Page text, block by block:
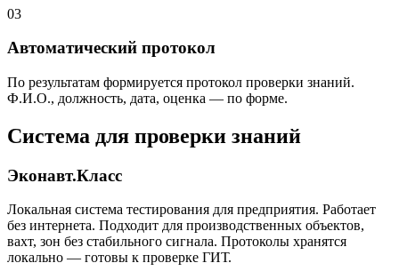
03
Автоматический протокол
По результатам формируется протокол проверки знаний.
Ф.И.О., должность, дата, оценка — по форме.
Система для проверки знаний
Эконавт.Класс
Локальная система тестирования для предприятия. Работает
без интернета. Подходит для производственных объектов,
вахт, зон без стабильного сигнала. Протоколы хранятся
локально — готовы к проверке ГИТ.